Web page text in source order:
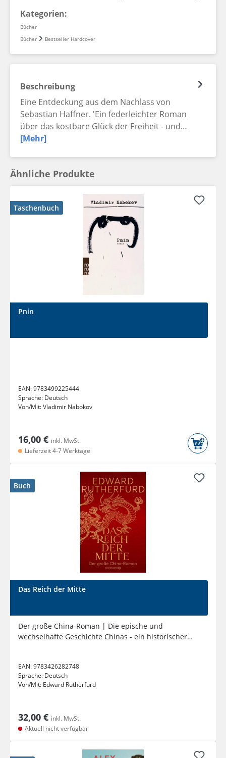
Kategorien:
Bücher
Bücher
Bestseller Hardcover
Beschreibung
Eine Entdeckung aus dem Nachlass von
Sebastian Haffner. 'Ein federleichter Roman
über das kostbare Glück der Freiheit - und…
[Mehr]
Ähnliche Produkte
Taschenbuch
Pnin
EAN:9783499225444
Sprache: Deutsch
Von/Mit:Vladimir Nabokov
16,00 € inkl. MwSt.
Lieferzeit 4-7 Werktage
Buch
Das Reich der Mitte
Der große China-Roman | Die epische und
wechselhafte Geschichte Chinas - ein historischer
EAN:9783426282748
Sprache: Deutsch
Von/Mit: Edward Rutherfurd
32,00 € inkl. MwSt.
Aktuell nicht verfügbar